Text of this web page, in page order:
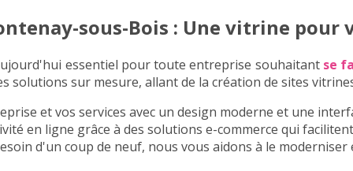
sous-Bois : Une vitrine pour
essentiel pour toute entreprise souhaitant se
solutions sur mesure, allant de la création de sites
et vos services avec un design moderne et une
en ligne grâce à des solutions e-commerce qui
d'un coup de neuf, nous vous aidons à le moderniser